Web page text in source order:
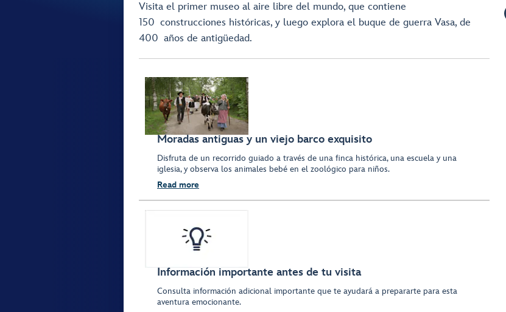
Visita el primer museo al aire libre del mundo, que contiene
150 construcciones históricas, y luego explora el buque de guerra Vasa, de
400 años de antigüedad.
Moradas antiguas y un viejo barco exquisito
Disfruta de un recorrido guiado a través de una finca histórica, una escuela y una
iglesia, y observa los animales bebé en el zoológico para niños.
Read more
Información importante antes de tu visita
Consulta información adicional importante que te ayudará a prepararte para esta
aventura emocionante.